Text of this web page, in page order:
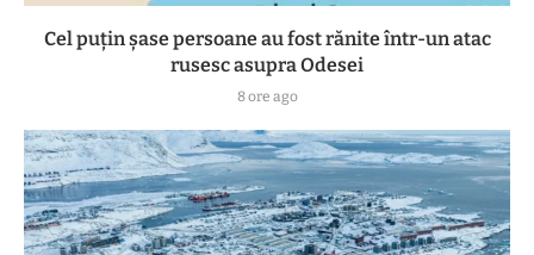
Cel puțin șase persoane au fost rănite într-un atac
rusesc asupra Odesei
8 ore ago